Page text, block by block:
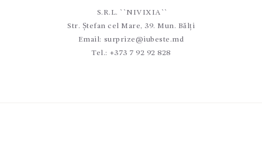
S.R.L. ``NIVIXIA``
Str. Ștefan cel Mare, 39. Mun. Bălți
Email: surprize@iubeste.md
Tel.: +373 7 92 92 828